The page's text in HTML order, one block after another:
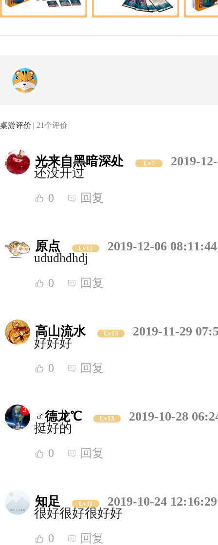
桌游评价 | 21个评价
光来自黑暗深处 Lv7
2019-
还没开过
0 回复
原点 Lv12
2019-12-06 08:11:44
ududhdhdj
0 回复
高山流水 Lv13
2019-11-29
好好好
0 回复
♂德龙℃ Lv13
2019-10-28
挺好的
0 回复
知足 Lv11
2019-10-24 12:16:29
很好很好很好好
0 回复